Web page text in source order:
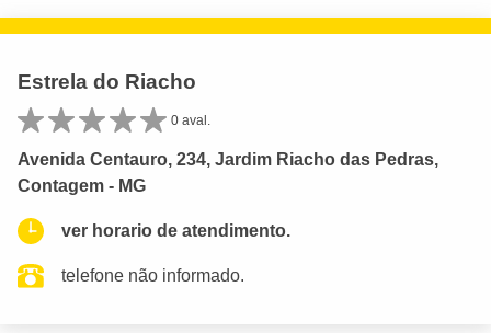
Estrela do Riacho
0 aval.
Avenida Centauro, 234, Jardim Riacho das Pedras,
Contagem - MG
ver horario de atendimento.
telefone não informado.